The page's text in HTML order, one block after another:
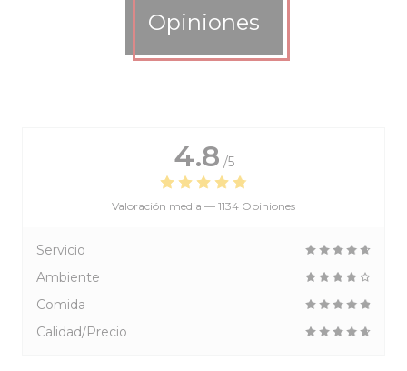
Opiniones
4.8 /5
Valoración media — 1134 Opiniones
Servicio
Ambiente
Comida
Calidad/Precio